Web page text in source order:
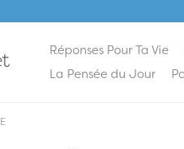
Réponses Pour Ta Vie
La Pensée du Jour